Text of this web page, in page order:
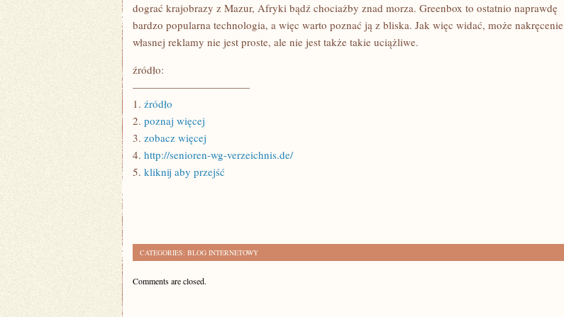
dograć krajobrazy z Mazur, Afryki bądź chociażby znad morza. Greenbox to ostatnio naprawdę
bardzo popularna technologia, a więc warto poznać ją z bliska. Jak więc widać, może nakręcenie
własnej reklamy nie jest proste, ale nie jest także takie uciążliwe.
źródło:
———————————
1. źródło
2. poznaj więcej
3. zobacz więcej
4. http://senioren-wg-verzeichnis.de/
5. kliknij aby przejść
CATEGORIES: BLOG INTERNETOWY
Comments are closed.